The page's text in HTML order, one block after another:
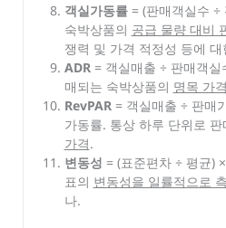
객실가동률= (판매객실수 ÷
숙박상품의 공급 물량 대비
쟁력 및 가격 적정성 등에
ADR= 객실매출 ÷ 판매객실
매되는 숙박상품의 명목 가격
RevPAR= 객실매출 ÷ 판매
가동률. 통상 하루 단위로
가격.
변동성 = (표준편차 ÷ 평균)
표의 변동성을 일률적으로
나.